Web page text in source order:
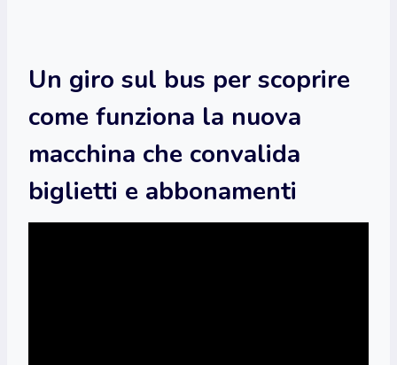
Un giro sul bus per scoprire
come funziona la nuova
macchina che convalida
biglietti e abbonamenti